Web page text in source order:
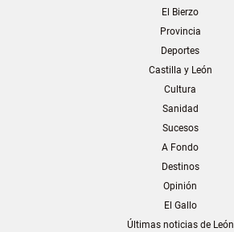
El Bierzo
Provincia
Deportes
Castilla y León
Cultura
Sanidad
Sucesos
A Fondo
Destinos
Opinión
El Gallo
Últimas noticias de León